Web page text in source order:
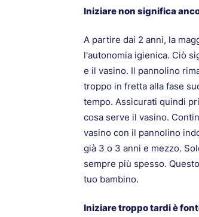
‍Iniziare non significa
A partire dai 2 anni, la
l'autonomia igienica. Ciò
e il vasino. Il pannolino
troppo in fretta alla fase
tempo. Assicurati quindi
cosa serve il vasino.
vasino con il pannolino
già 3 o 3 anni e mezzo.
sempre più spesso.
tuo bambino.
Iniziare troppo tardi è